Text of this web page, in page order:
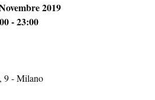
2019
- 23:00
9 - Milano